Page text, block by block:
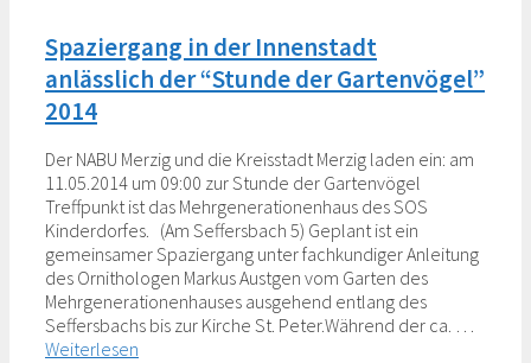
Spaziergang in der Innenstadt
anlässlich der “Stunde der Gartenvögel”
2014
Der NABU Merzig und die Kreisstadt Merzig laden ein: am
11.05.2014 um 09:00 zur Stunde der Gartenvögel
Treffpunkt ist das Mehrgenerationenhaus des SOS
Kinderdorfes. (Am Seffersbach 5) Geplant ist ein
gemeinsamer Spaziergang unter fachkundiger Anleitung
des Ornithologen Markus Austgen vom Garten des
Mehrgenerationenhauses ausgehend entlang des
Seffersbachs bis zur Kirche St. Peter.Während der ca. …
Weiterlesen